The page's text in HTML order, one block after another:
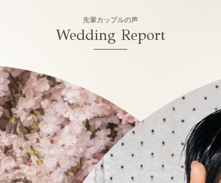
先輩カップルの声
Wedding Report